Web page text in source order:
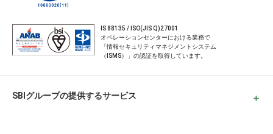
IS 88135 / ISO(JIS Q)27001
オペレーションセンターにおける業務で
「情報セキュリティマネジメントシステム
（ISMS）」 の認証を取得しています。
SBIグループの提供するサービス